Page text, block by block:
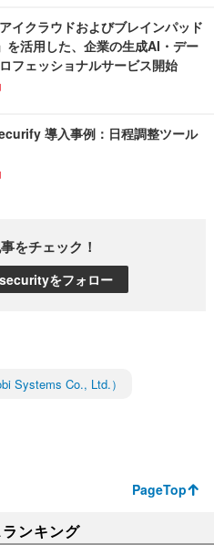
イクラウドおよびブレインパッド
活用した、企業の生成AI・デー
フェッショナルサービス開始
導入事例：日程調整ツール
をチェック！
をフォロー
Systems Co., Ltd.）
PageTop
ンキング